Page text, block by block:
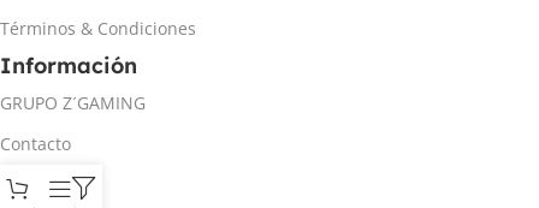
Términos & Condiciones
Información
GRUPO Z´GAMING
Contacto
Mi cuenta